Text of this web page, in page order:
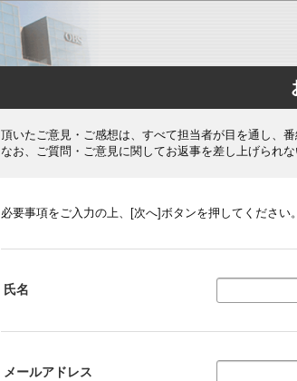
頂いたご意見・ご感想は、すべて担当者が目を通し、
なお、ご質問・ご意見に関してお返事を差し上げられ
必要事項をご入力の上、[次へ]ボタンを押してください。
氏名
メールアドレス